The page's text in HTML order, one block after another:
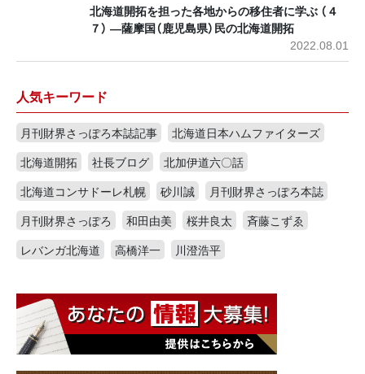
北海道開拓を担った各地からの移住者に学ぶ （４
７） ―薩摩国（鹿児島県）民の北海道開拓
2022.08.01
人気キーワード
月刊財界さっぽろ本誌記事
北海道日本ハムファイターズ
北海道開拓
社長ブログ
北加伊道六〇話
北海道コンサドーレ札幌
砂川誠
月刊財界さっぽろ本誌
月刊財界さっぽろ
和田由美 桜井良太
斉藤こずゑ
レバンガ北海道
高橋洋一 川澄浩平